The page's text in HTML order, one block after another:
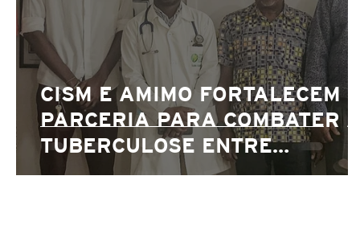
CISM E AMIMO FORTALECEM
PARCERIA PARA COMBATER A
TUBERCULOSE ENTRE
MINEIROS MOÇAMBICANOS